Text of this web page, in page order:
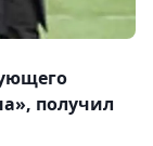
получил